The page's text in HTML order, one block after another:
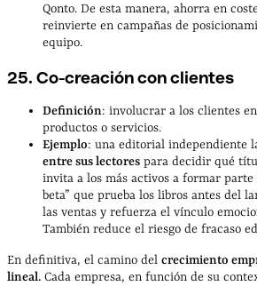
Qonto. De esta manera, ahorra en
reinvierte en campañas de
equipo.
25. Co-creación con clientes
Definición: involucrar a los clientes
productos o servicios.
Ejemplo: una editorial independiente
entre sus lectores para decidir qué
invita a los más activos a formar
beta” que prueba los libros antes del
las ventas y refuerza el vínculo
También reduce el riesgo de fracaso
En definitiva, el camino del crecimiento
lineal. Cada empresa, en función de su